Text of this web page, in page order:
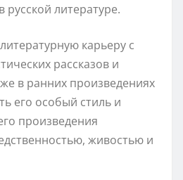
русской литературе.
карьеру с
рассказов и
в ранних произведениях
его особый стиль и
произведения
живостью и